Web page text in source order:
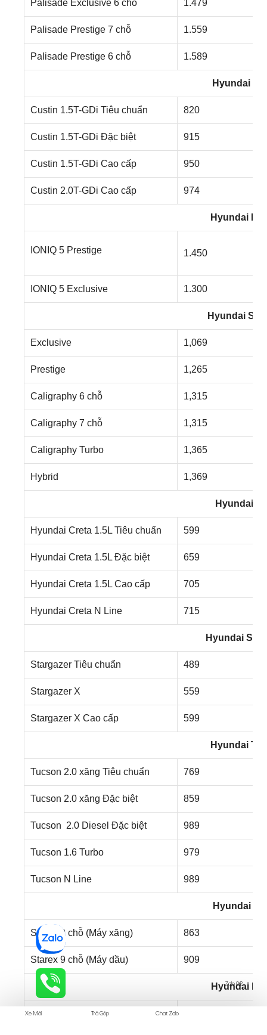
Palisade Exclusive 6 chỗ 1.479
Palisade Prestige 7 chỗ 1.559
Palisade Prestige 6 chỗ 1.589
Hyundai
Custin 1.5T-GDi Tiêu chuẩn 820
Custin 1.5T-GDi Đặc biệt 915
Custin 1.5T-GDi Cao cấp 950
Custin 2.0T-GDi Cao cấp 974
Hyundai
IONIQ 5 Prestige 1.450
IONIQ 5 Exclusive 1.300
Hyundai
Exclusive 1,069
Prestige 1,265
Caligraphy 6 chỗ 1,315
Caligraphy 7 chỗ 1,315
Caligraphy Turbo 1,365
Hybrid 1,369
Hyundai
Hyundai Creta 1.5L Tiêu chuẩn 599
Hyundai Creta 1.5L Đặc biệt 659
Hyundai Creta 1.5L Cao cấp 705
Hyundai Creta N Line 715
Hyundai
Stargazer Tiêu chuẩn 489
Stargazer X 559
Stargazer X Cao cấp 599
Hyundai
Tucson 2.0 xăng Tiêu chuẩn 769
Tucson 2.0 xăng Đặc biệt 859
Tucson 2.0 Diesel Đặc biệt 989
Tucson 1.6 Turbo 979
Tucson N Line 989
Hyundai
Starex 9 chỗ (Máy xăng) 863
Starex 9 chỗ (Máy dầu) 909
Hyundai
Elantra 1.6 AT Tiêu chuẩn
Xe Mới Trả Góp Chat Zalo
Zalo 02